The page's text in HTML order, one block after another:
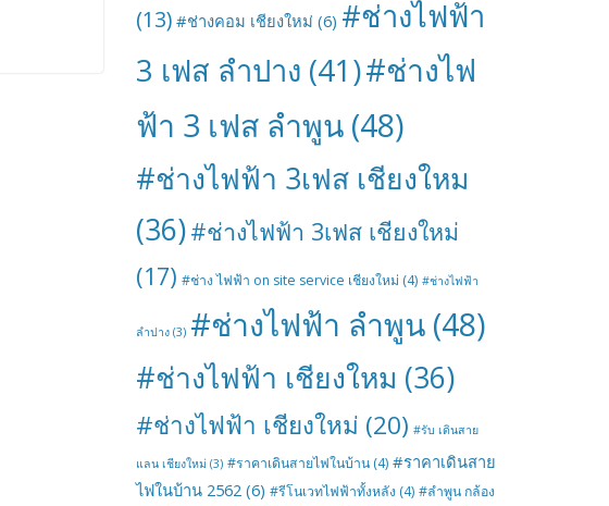
(13) #ช่างคอม เชียงใหม่ (6) #ช่างไฟฟ้า
3 เฟส ลำปาง (41)#ช่างไฟ
ฟ้า 3 เฟส ลำพูน (48)
#ช่างไฟฟ้า 3เฟส เชียงใหม
(36)#ช่างไฟฟ้า 3เฟส เชียงใหม่
(17) #ช่าง ไฟฟ้า on site service เชียงใหม่ (4) #ช่างไฟฟ้า
ลำปาง (3) #ช่างไฟฟ้า ลำพูน (48)
#ช่างไฟฟ้า เชียงใหม (36)
#ช่างไฟฟ้า เชียงใหม่ (20) #รับ เดินสาย
แลน เชียงใหม่ (3) #ราคาเดินสายไฟในบ้าน (4) #ราคาเดินสาย
ไฟในบ้าน 2562 (6) #รีโนเวทไฟฟ้าทั้งหลัง (4) #ลำพูน กล้อง